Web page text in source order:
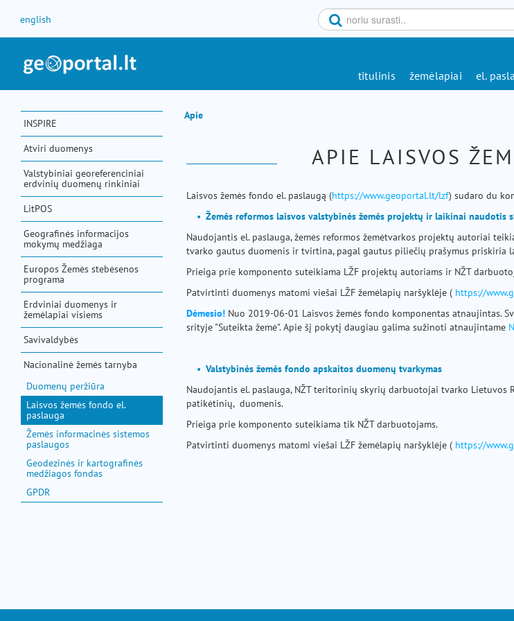
english
titulinis žemėlapiai el.
INSPIRE
Atviri duomenys
Valstybiniai georeferenciniai
erdvinių duomenų rinkiniai
LitPOS
Geografinės informacijos
mokymų medžiaga
Europos Žemės stebėsenos
programa
Erdviniai duomenys ir
žemėlapiai visiems
Savivaldybės
Nacionalinė žemės tarnyba
Duomenų peržiūra
Laisvos žemės fondo el.
paslauga
Žemės informacinės sistemos
paslaugos
Geodezinės ir kartografinės
medžiagos fondas
GPDR
Apie
APIE LAISVOS
Laisvos žemės fondo el. paslaugą (https://www.geoportal.lt/lzf) sudaro du
Žemės reformos laisvos valstybinės žemės projektų ir laikinai naudotis
Naudojantis el. paslauga, žemės reformos žemėtvarkos projektų autoriai
tvarko gautus duomenis ir tvirtina, pagal gautus piliečių prašymus priskiria
Prieiga prie komponento suteikiama LŽF projektų autoriams ir NŽT
Patvirtinti duomenys matomi viešai LŽF žemėlapių naršyklėje ( https://
Dėmesio! Nuo 2019-06-01 Laisvos žemės fondo komponentas atnaujintas.
srityje "Suteikta žemė". Apie šį pokytį daugiau galima sužinoti atnaujintame
Valstybinės žemės fondo apskaitos duomenų tvarkymas
Naudojantis el. paslauga, NŽT teritorinių skyrių darbuotojai tvarko
patikėtinių, duomenis.
Prieiga prie komponento suteikiama tik NŽT darbuotojams.
Patvirtinti duomenys matomi viešai LŽF žemėlapių naršyklėje ( https://